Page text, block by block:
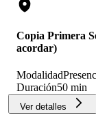
Copia Primera
acordar)
Modalidad
Duración50 min
Ver detalles